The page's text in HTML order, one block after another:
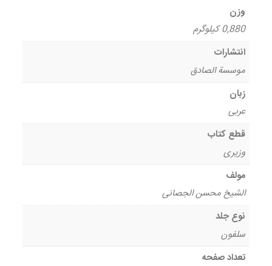
وزن
0,880 کیلوگرم
انتشارات
موسسة الصادق
زبان
عربی
قطع کتاب
وزیری
مولف
الشیخ محسن الجصانی
نوع جلد
سلفون
تعداد صفحه